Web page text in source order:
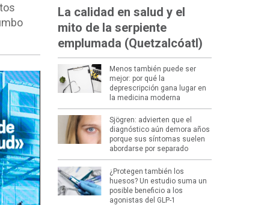
La calidad en salud y el
mito de la serpiente
emplumada (Quetzalcóatl)
Menos también puede ser
mejor: por qué la
deprescripción gana lugar en
la medicina moderna
Sjögren: advierten que el
diagnóstico aún demora años
porque sus síntomas suelen
abordarse por separado
¿Protegen también los
huesos? Un estudio suma un
posible beneficio a los
agonistas del GLP-1